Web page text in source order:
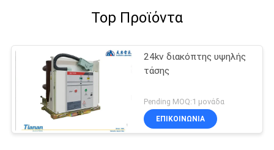
Top Προϊόντα
24kv διακόπτης υψηλής
τάσης
Pending MOQ:1 μονάδα
ΕΠΙΚΟΙΝΩΝΊΑ